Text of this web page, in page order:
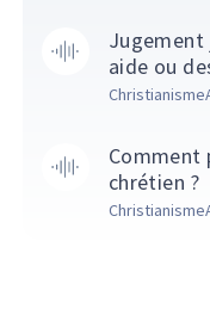
aide ou
Comment
chrétien ?